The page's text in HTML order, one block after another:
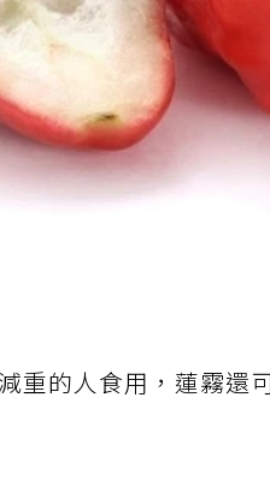
重的人食用，蓮霧還